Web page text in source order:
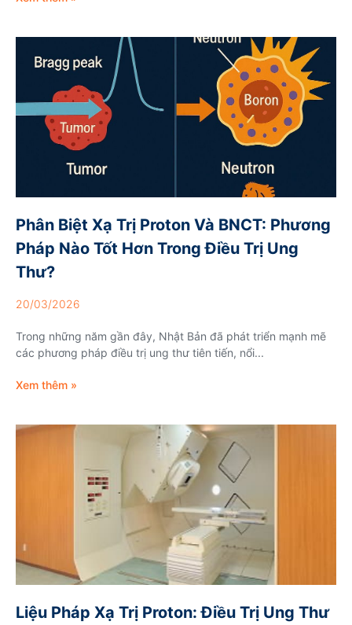
Phân Biệt Xạ Trị Proton Và BNCT: Phương
Pháp Nào Tốt Hơn Trong Điều Trị Ung
Thư?
20/03/2026
Trong những năm gần đây, Nhật Bản đã phát triển mạnh mẽ
các phương pháp điều trị ung thư tiên tiến, nổi...
Xem thêm »
Liệu Pháp Xạ Trị Proton: Điều Trị Ung Thư